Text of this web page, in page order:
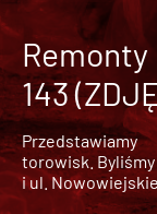
143
torowisk.
i ul.